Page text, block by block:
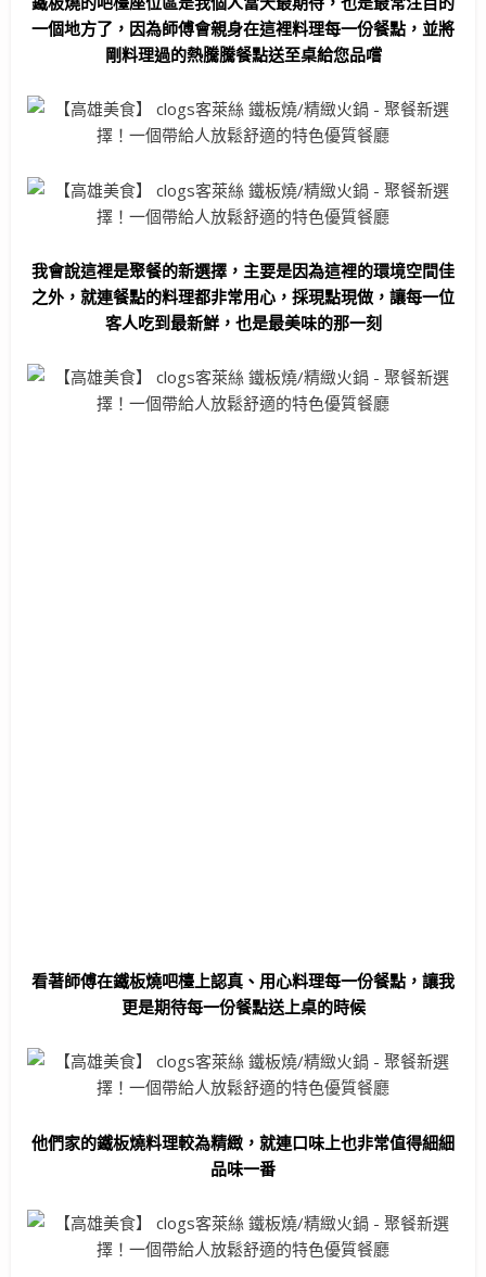
一個地方了，因為師傅會親身在這裡料理每一份餐點，並將
剛料理過的熱騰騰餐點送至桌給您品嚐
我會說這裡是聚餐的新選擇，主要是因為這裡的環境空間佳
之外，就連餐點的料理都非常用心，採現點現做，讓每一位
客人吃到最新鮮，也是最美味的那一刻
看著師傅在鐵板燒吧檯上認真、用心料理每一份餐點，讓我
更是期待每一份餐點送上桌的時候
他們家的鐵板燒料理較為精緻，就連口味上也非常值得細細
品味一番